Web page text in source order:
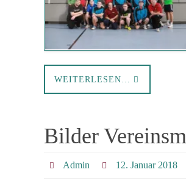
WEITERLESEN…
Bilder
Admin 12. Januar 2018